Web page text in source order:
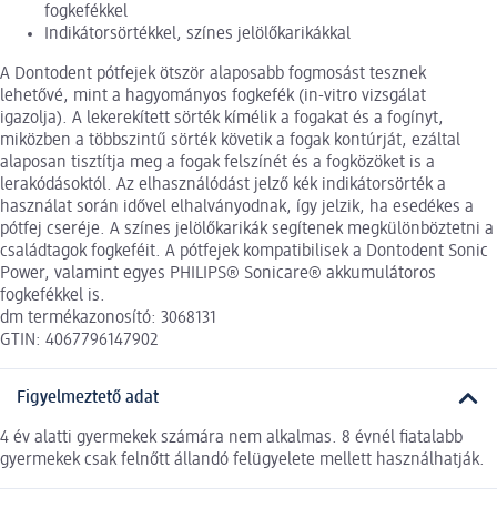
fogkefékkel
Indikátorsörtékkel, színes jelölőkarikákkal
A Dontodent pótfejek ötször alaposabb fogmosást tesznek
lehetővé, mint a hagyományos fogkefék (in-vitro vizsgálat
igazolja). A lekerekített sörték kímélik a fogakat és a fogínyt,
miközben a többszintű sörték követik a fogak kontúrját, ezáltal
alaposan tisztítja meg a fogak felszínét és a fogközöket is a
lerakódásoktól. Az elhasználódást jelző kék indikátorsörték a
használat során idővel elhalványodnak, így jelzik, ha esedékes a
pótfej cseréje. A színes jelölőkarikák segítenek megkülönböztetni a
családtagok fogkeféit. A pótfejek kompatibilisek a Dontodent Sonic
Power, valamint egyes PHILIPS® Sonicare® akkumulátoros
fogkefékkel is.
dm termékazonosító: 3068131
GTIN: 4067796147902
Figyelmeztető adat
4 év alatti gyermekek számára nem alkalmas. 8 évnél fiatalabb
gyermekek csak felnőtt állandó felügyelete mellett használhatják.